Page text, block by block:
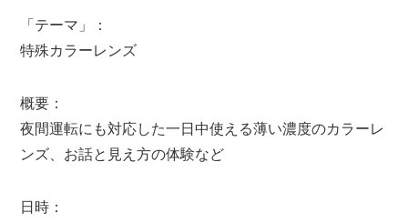
「テーマ」：
特殊カラーレンズ
概要：
夜間運転にも対応した一日中使える薄い濃度のカラーレ
ンズ、お話と見え方の体験など
日時：